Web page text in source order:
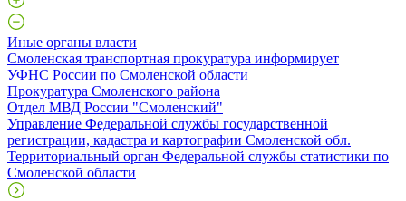
Иные органы власти
Смоленская транспортная прокуратура информирует
УФНС России по Смоленской области
Прокуратура Смоленского района
Отдел МВД России "Смоленский"
Управление Федеральной службы государственной
регистрации, кадастра и картографии Смоленской обл.
Территориальный орган Федеральной службы статистики по
Смоленской области